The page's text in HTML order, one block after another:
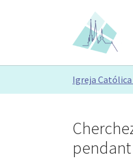
Igreja
pendant